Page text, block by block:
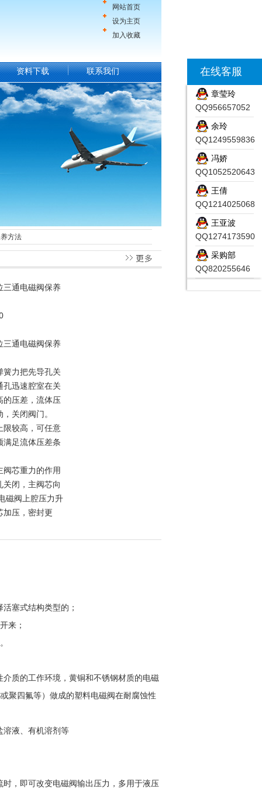
网站首页
设为主页
加入收藏
在线客服
章莹玲
QQ956657052
余玲
QQ1249559836
冯娇
QQ1052520643
王倩
QQ1214025068
王亚波
QQ1274173590
采购部
QQ820255646
资料下载 联系我们
方法
三通电磁阀保养
三通电磁阀保养
簧力把先导孔关
孔迅速腔室在关
的压差，流体压
关闭阀门。
限较高，可任意
满足流体压差条
阀芯重力的作用
关闭，主阀芯向
磁阀上腔压力升
加压，密封更
塞式结构类型的；
来；
质的工作环境，黄铜和不锈钢材质的电磁
聚四氟等）做成的塑料电磁阀在耐腐蚀性
溶液、有机溶剂等
，即可改变电磁阀输出压力，多用于液压